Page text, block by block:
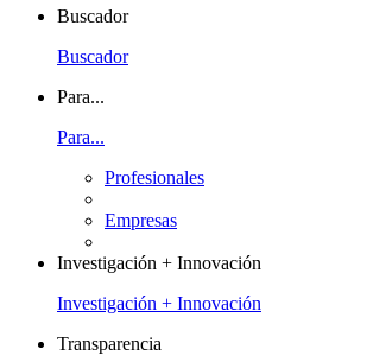
Buscador
Buscador
Para...
Para...
Profesionales
Empresas
Investigación + Innovación
Investigación + Innovación
Transparencia